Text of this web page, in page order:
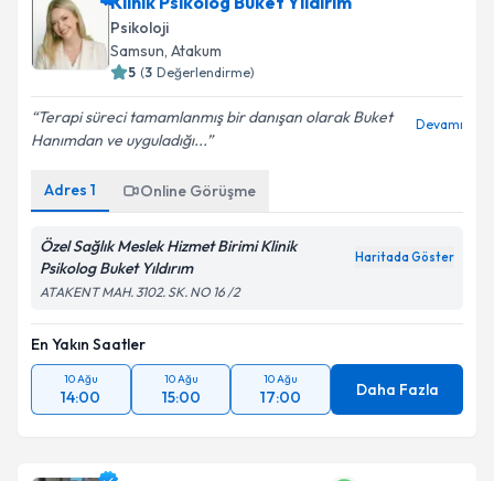
Psikoloji
Samsun, Atakum
5 (3 Değerlendirme)
Terapi süreci tamamlanmış bir danışan olarak Buket
Hanımdan ve uyguladığı...
Devamı
Adres 1 Online Görüşme
Özel Sağlık Meslek Hizmet Birimi Klinik
Psikolog Buket Yıldırım
Haritada Göster
ATAKENT MAH. 3102. SK. NO 16 /2
En Yakın Saatler
10 Ağu
14:00
10 Ağu
15:00
10 Ağu
17:00 Daha Fazla